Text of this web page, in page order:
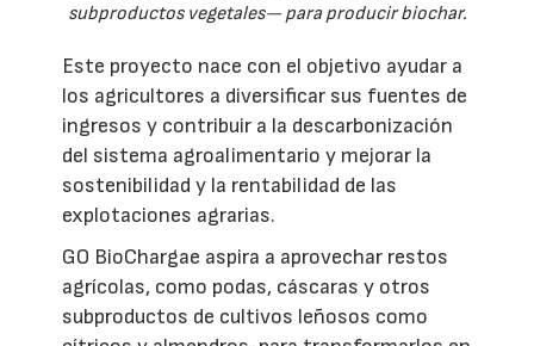
subproductos vegetales— para producir biochar.
Este proyecto nace con el objetivo ayudar a
los agricultores a diversificar sus fuentes de
ingresos y contribuir a la descarbonización
del sistema agroalimentario y mejorar la
sostenibilidad y la rentabilidad de las
explotaciones agrarias.
GO BioChargae aspira a aprovechar restos
agrícolas, como podas, cáscaras y otros
subproductos de cultivos leñosos como